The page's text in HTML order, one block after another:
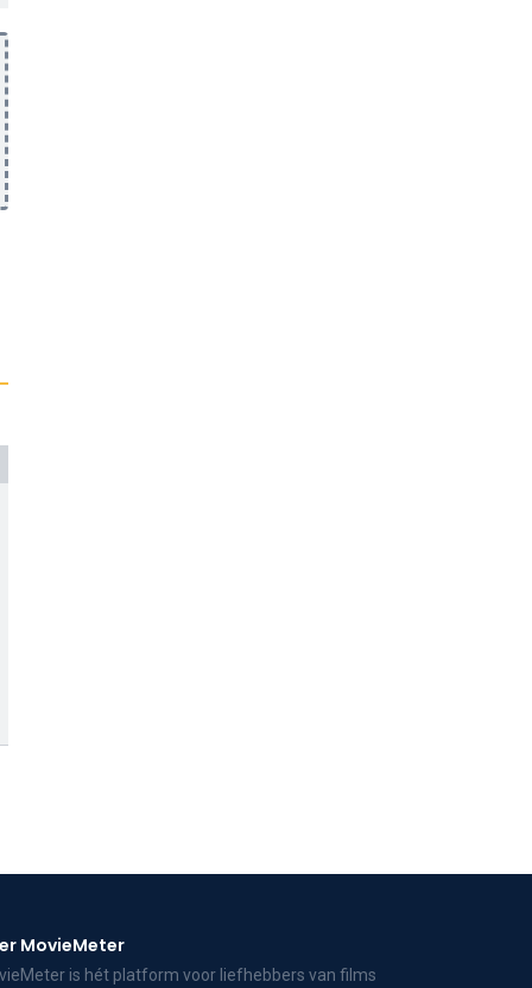
MovieMeter
is hét platform voor liefhebbers van films